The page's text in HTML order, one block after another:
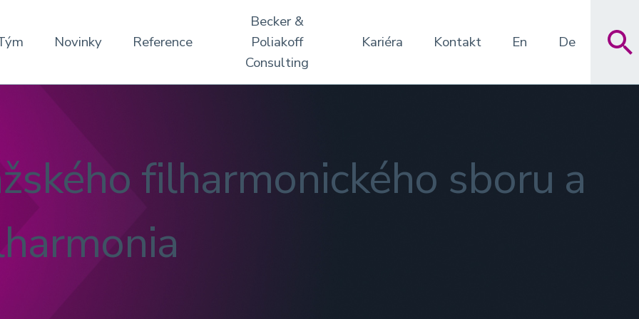
Novinky Reference
Becker &
Poliakoff
Consulting
Kariéra Kontakt En De
filharmonického sboru a